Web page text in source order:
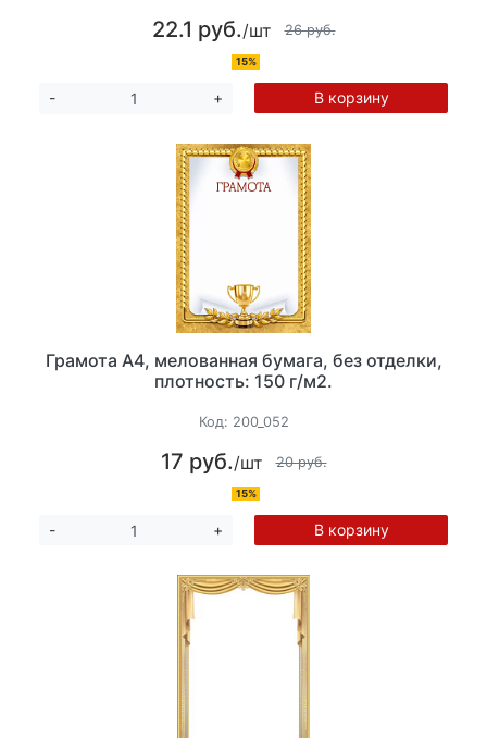
22.1 руб./шт 26 руб.
15%
- + В корзину
Грамота А4, мелованная бумага, без отделки,
плотность: 150 г/м2.
Код: 200_052
17 руб./шт 20 руб.
15%
- + В корзину